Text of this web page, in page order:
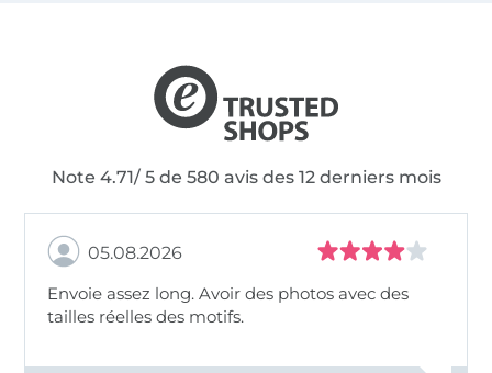
Note 4.71/ 5 de 580 avis des 12 derniers mois
05.08.2026
Envoie assez long. Avoir des photos avec des
tailles réelles des motifs.